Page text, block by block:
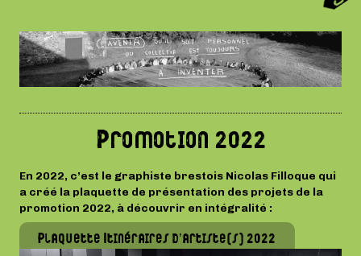
Promotion 2022
En 2022, c’est le graphiste brestois Nicolas Filloque qui
a créé la plaquette de présentation des projets de la
promotion 2022, à découvrir en intégralité :
Plaquette Itinéraires d’artiste(s) 2022